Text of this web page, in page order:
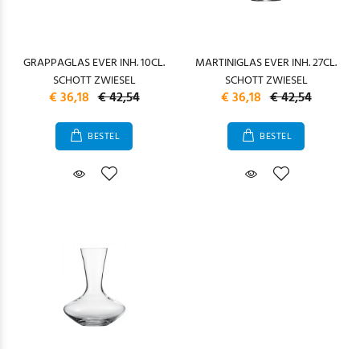
GRAPPAGLAS EVER INH. 10CL.
SCHOTT ZWIESEL
€ 36,18 € 42,54
BESTEL
MARTINIGLAS EVER INH. 27CL.
SCHOTT ZWIESEL
€ 36,18 € 42,54
BESTEL